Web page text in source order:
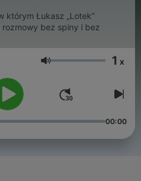
którym Łukasz „Lotek”
bez spiny i bez
Volume 1 x
00:00